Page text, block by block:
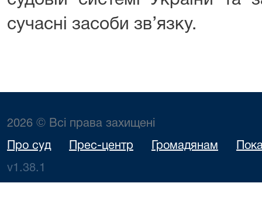
сучасні засоби зв’язку.
2026 © Всі права захищені
Про суд Прес-центр Громадянам
v1.38.1